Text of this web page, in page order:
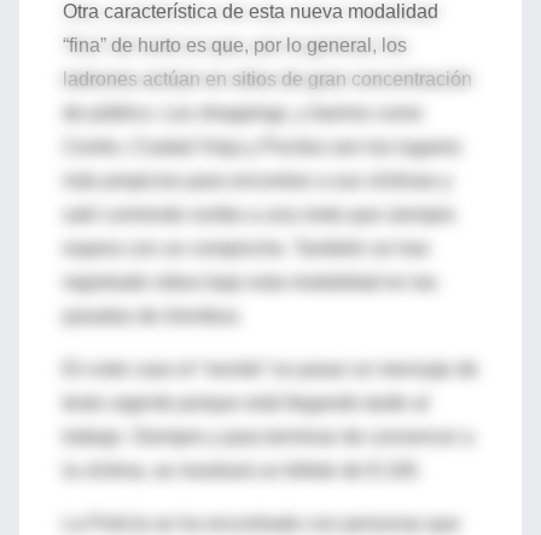
Otra característica de esta nueva modalidad
“fina” de hurto es que, por lo general, los
ladrones actúan en sitios de gran concentración
de público. Los shoppings, y barrios como
Centro, Ciudad Vieja y Pocitos son los lugares
registrado robos bajo esta modalidad en las
En este caso el “versito” es pasar un mensaje de
texto urgente porque está llegando tarde al